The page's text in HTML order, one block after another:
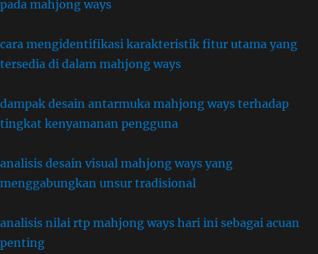
pada mahjong ways
cara mengidentifikasi karakteristik fitur utama yang
tersedia di dalam mahjong ways
dampak desain antarmuka mahjong ways terhadap
tingkat kenyamanan pengguna
analisis desain visual mahjong ways yang
menggabungkan unsur tradisional
analisis nilai rtp mahjong ways hari ini sebagai acuan
penting